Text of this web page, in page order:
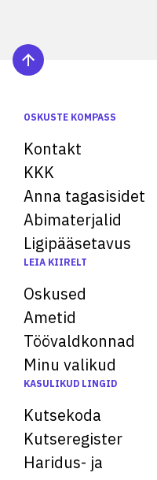
OSKUSTE KOMPASS
Kontakt
KKK
Anna tagasisidet
Abimaterjalid
Ligipääsetavus
LEIA KIIRELT
Oskused
Ametid
Töövaldkonnad
Minu valikud
KASULIKUD LINGID
Kutsekoda
Kutseregister
Haridus- ja